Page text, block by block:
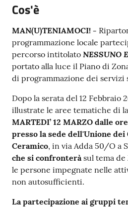
Seguici
su
Cos'è
MAN(U)TENIAMOCI! -
programmazione locale
percorso intitolato NESSUNO
portato alla luce il Piano di
di programmazione dei servizi
Dopo la serata del 12 Febbraio
illustrate le aree tematiche di
MARTEDI’ 12 MARZO dalle
presso la sede dell'Unione
Ceramico, in via Adda 50/O a
che si confronteràsul tema de
le persone impegnate nelle
non autosufficienti.
La partecipazione ai gruppi